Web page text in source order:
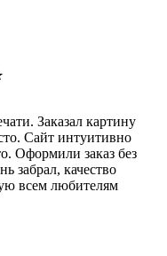
Заказал картину
Сайт интуитивно
Оформили заказ без
забрал, качество
всем любителям